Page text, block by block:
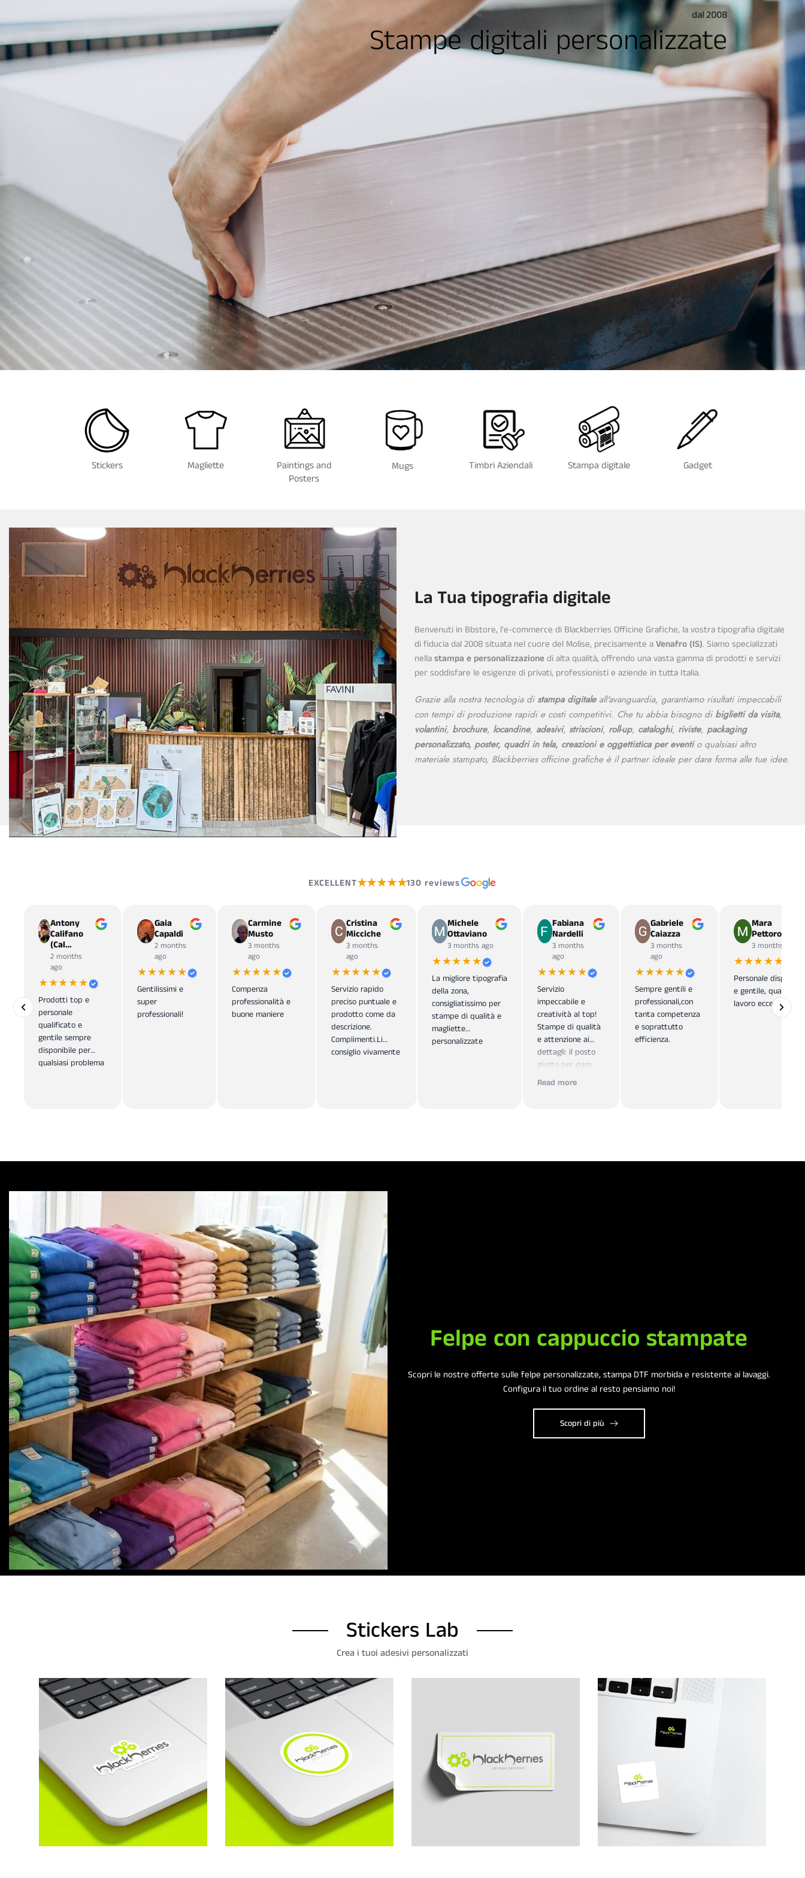
Stickers Magliette
Paintings and
Posters
Mugs Timbri Aziendali Stampa digitale Gadget
La Tua tipografia digitale
Benvenuti in Bbstore, l'e-commerce di Blackberries Officine Grafiche, la vostra tipografia digitale
di fiducia dal 2008 situata nel cuore del Molise, precisamente aVenafro (IS). Siamo specializzati
nellastampa e personalizzazionedi alta qualità, offrendo una vasta gamma di prodotti e servizi
per soddisfare le esigenze di privati, professionisti e aziende in tutta Italia.
Grazie alla nostra tecnologia di stampa digitaleall'avanguardia, garantiamo risultati impeccabili
con tempi di produzione rapidi e costi competitivi. Che tu abbia bisogno di biglietti da visita,
volantini, brochure, locandine, adesivi, striscioni, roll-up, cataloghi, riviste, packaging
personalizzato, poster, quadri in tela, creazioni e oggettistica per eventio qualsiasi altro
materiale stampato, Blackberries officine grafiche è il partner ideale per dare forma alle tue idee.
EXCELLENT★★★★★130 reviews
Antony
Califano
(Cal…
2 months
ago
★★★★★
Prodotti top e
personale
qualificato e
gentile sempre
disponibile per
qualsiasi problema
Gaia
Capaldi
2 months
ago
★★★★★
Gentilissimi e
super
professionali!
Carmine
Musto
3 months
ago
★★★★★
Compenza
professionalità e
buone maniere
Cristina
Micciche
3 months
ago
★★★★★
Servizio rapido
preciso puntuale e
prodotto come da
descrizione.
Complimenti.Li
consiglio vivamente
Michele
Ottaviano
3 months ago
★★★★★
La migliore tipografia
della zona,
consigliatissimo per
stampe di qualità e
magliette
personalizzate
Fabiana
Nardelli
3 months
ago
★★★★★
Servizio
impeccabile e
creatività al top!
Stampe di qualità
e attenzione ai
dettagli: il posto
giusto per dare
vita alle proprie
Read more
Gabriele
Caiazza
3 months
ago
★★★★★
Sempre gentili e
professionali,con
tanta competenza
e soprattutto
efficienza.
Mara
Pettorossi
3 months ago
★★★★★
Personale
e gentile, qualità
lavoro eccezionale.
Felpe con cappuccio stampate
Scopri le nostre offerte sulle felpe personalizzate, stampa DTF morbida e resistente ai lavaggi.
Configura il tuo ordine al resto pensiamo noi!
Scopri di più
Stickers Lab
Crea i tuoi adesivi personalizzati